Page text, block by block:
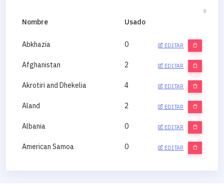
Nombre Usado
Abkhazia 0 EDITAR
Afghanistan 2 EDITAR
Akrotiri and Dhekelia 4 EDITAR
Aland 2 EDITAR
Albania 0 EDITAR
American Samoa 0 EDITAR